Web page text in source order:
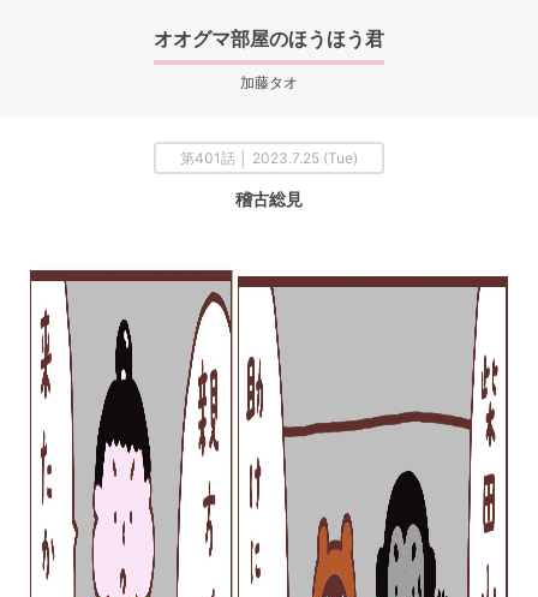
オオグマ部屋のほうほう君
加藤タオ
第401話 │ 2023.7.25 (Tue)
稽古総見